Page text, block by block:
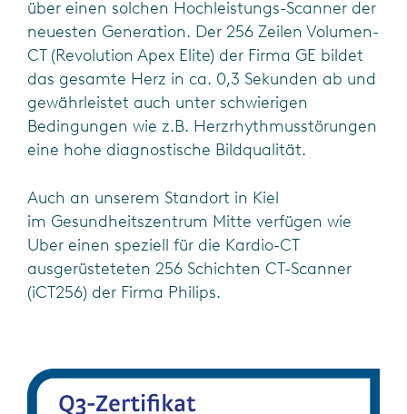
über einen solchen Hochleistungs-Scanner der
neuesten Generation. Der 256 Zeilen Volumen-
CT (Revolution Apex Elite) der Firma GE bildet
das gesamte Herz in ca. 0,3 Sekunden ab und
gewährleistet auch unter schwierigen
Bedingungen wie z.B. Herzrhythmusstörungen
eine hohe diagnostische Bildqualität.
Auch an unserem Standort in Kiel
im Gesundheitszentrum Mitte verfügen wie
Uber einen speziell für die Kardio-CT
ausgerüsteteten 256 Schichten CT-Scanner
(iCT256) der Firma Philips.